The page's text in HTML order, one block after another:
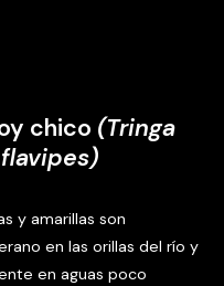
chico (Tringa
y amarillas son
en las orillas del río y
en aguas poco